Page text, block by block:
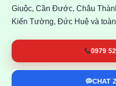
Giuộc, Cần Đước, Châu
Kiến Tường, Đức Huệ và
0979
CHAT